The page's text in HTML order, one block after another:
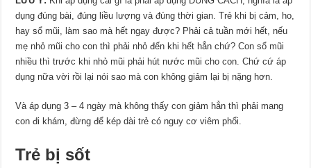
dụng đúng bài, đúng liều lượng và đúng thời gian. Trẻ khi bị cảm, ho,
hay sổ mũi, làm sao mà hết ngay được? Phải cả tuần mới hết, nếu
mẹ nhỏ mũi cho con thì phải nhỏ đến khi hết hẳn chứ? Con sổ mũi
nhiều thì trước khi nhỏ mũi phải hút nước mũi cho con. Chứ cứ áp
dụng nữa vời rồi lại nói sao mà con không giảm lại bị nặng hơn.
Và áp dụng 3 – 4 ngày mà không thấy con giảm hẳn thì phải mang
con đi khám, đừng để kép dài trẻ có nguy cơ viêm phổi.
Trẻ bị sốt